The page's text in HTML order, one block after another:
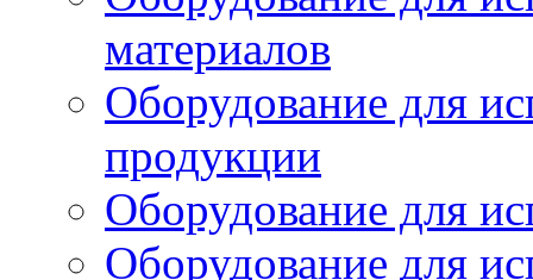
материалов
Оборудование для
продукции
Оборудование для
Оборудование для